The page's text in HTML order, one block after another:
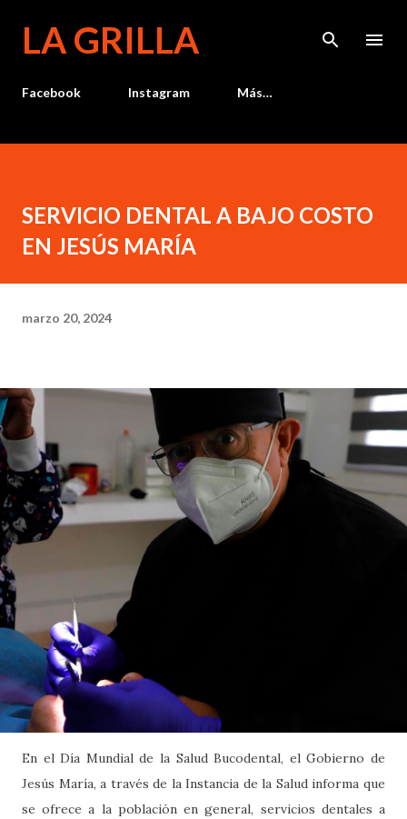
LA GRILLA
Facebook Instagram Más…
SERVICIO DENTAL A BAJO COSTO
EN JESÚS MARÍA
marzo 20, 2024
En el Día Mundial de la Salud Bucodental, el Gobierno de
Jesús María, a través de la Instancia de la Salud informa que
se ofrece a la población en general, servicios dentales a